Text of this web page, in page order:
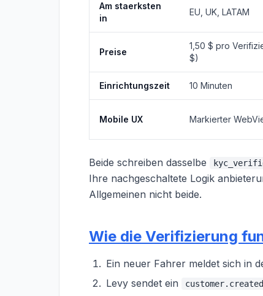
Am staerksten
in
EU, UK, LATAM
Preise
1,50 $ pro
$)
Einrichtungszeit 10 Minuten
Mobile UX Markierter
Beide schreiben dasselbe
Ihre nachgeschaltete Logik
Allgemeinen nicht beide.
Wie die Verifizierung
Ein neuer Fahrer meldet sich in
Levy sendet ein
customer.created